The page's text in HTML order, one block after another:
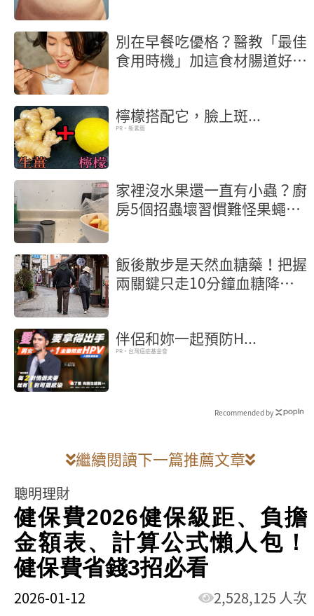
別在早餐吃優格？醫教「最佳
食用時機」加這食材腸道好菌
檸檬搭配它，臉上斑...
PR・新素簡
家裡沒水果還一直有小蟲？廚
房5個招蟲壞習慣難怪果蠅殺
飯後散步是天然血糖藥！把握
兩關鍵只走10分鐘血糖降幅
伴侶和妳一起預防H...
PR・台灣癌症基金會
Recommended by
繼續閱讀下一篇推薦文章
聰明理財
健保費2026健保級距、負擔
金額表、計算公式懶人包！
健保費省錢3招必看
2026-01-12 2,528,125 人次